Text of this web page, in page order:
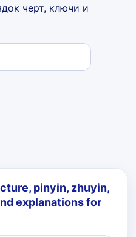
черт, ключи и
pinyin, zhuyin,
explanations for